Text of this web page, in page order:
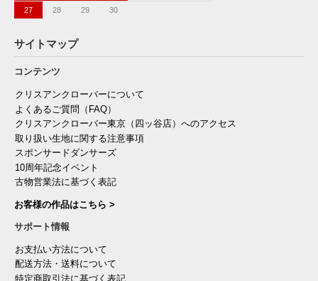
27 28 29 30
サイトマップ
コンテンツ
クリスアンクローバーについて
よくあるご質問（FAQ）
クリスアンクローバー東京（四ッ谷店）へのアクセス
取り扱い生地に関する注意事項
スポンサードダンサーズ
10周年記念イベント
古物営業法に基づく表記
お客様の作品はこちら >
サポート情報
お支払い方法について
配送方法・送料について
特定商取引法に基づく表記